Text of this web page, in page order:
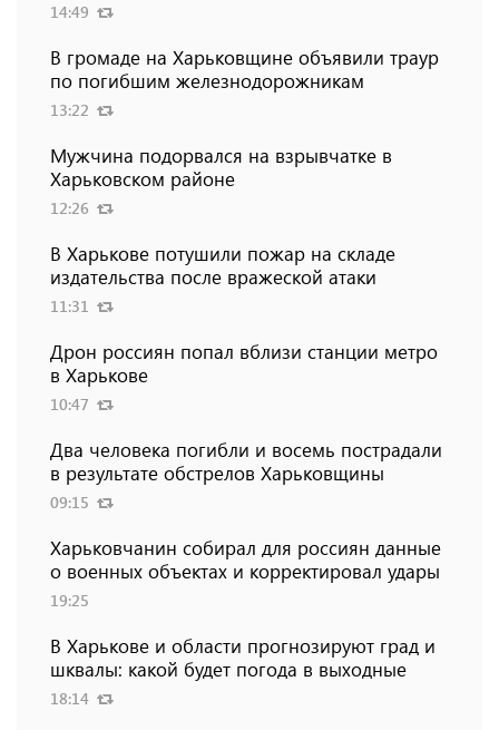
14:49
В громаде на Харьковщине объявили траур
по погибшим железнодорожникам
13:22
Мужчина подорвался на взрывчатке в
Харьковском районе
12:26
В Харькове потушили пожар на складе
издательства после вражеской атаки
11:31
Дрон россиян попал вблизи станции метро
в Харькове
10:47
Два человека погибли и восемь пострадали
в результате обстрелов Харьковщины
09:15
Харьковчанин собирал для россиян данные
о военных объектах и ​​корректировал удары
19:25
В Харькове и области прогнозируют град и
шквалы: какой будет погода в выходные
18:14